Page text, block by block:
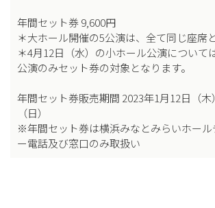
年間セット券 9,600円
＊大ホール開催の5公演は、全て同じ座席
＊4月12日（水）の小ホール公演について
公演のみセット券の対象となります。
年間セット券販売期間 2023年1月12日（木
（日）
※年間セット券は横浜みなとみらいホール
ー電話及び窓口のみ取扱い